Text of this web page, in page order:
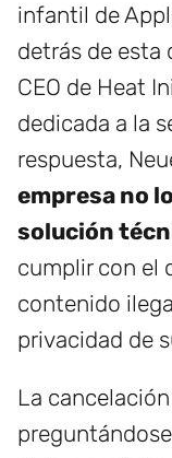
infantil de
detrás de esta
CEO de Heat
dedicada a la
respuesta,
empresa no
solución
cumplir con el
contenido
privacidad de
La